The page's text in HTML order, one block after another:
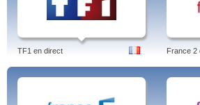
Titta på den här sidan för alla tv-program från
Programmen:Världen, Dropouts, Projekt perfekt,
Brasilien, Det vilda Indien: Försvunna världar,
Victory, Dokument utifrån, En hantverksresa:
författare.
Tags: svt kunskapskanalen, play, dyslexi,
TF1 en direct France 2